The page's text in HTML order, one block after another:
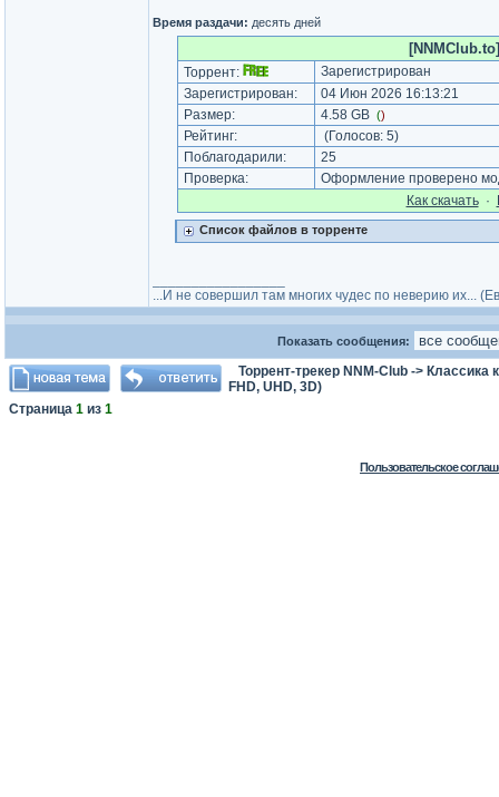
Время раздачи: десять дней
Торрент:
Зарегистрирован
Зарегистрирован:
04 Июн 2026 16:13:21
Размер:
4.58 GB ()
Рейтинг: (Голосов: 5)
Поблагодарили:
25
Проверка:
Оформление проверено
Как cкачать·
Список файлов в торренте
...И не совершил там многих чудес по неверию их...
Показать сообщения:
Торрент-трекер NNM-Club -> Классика
FHD, UHD, 3D)
Страница 1 из 1
Пользовательское